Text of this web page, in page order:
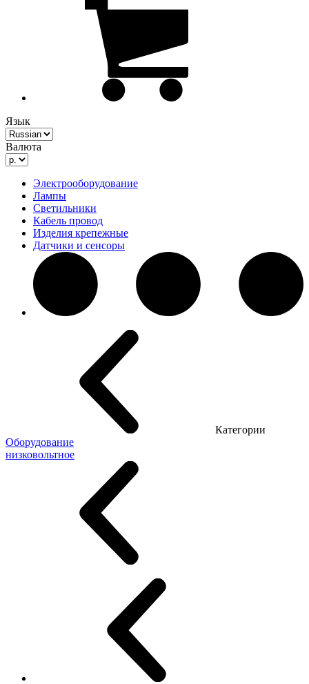
Язык
Валюта
Электрооборудование
Лампы
Светильники
Кабель провод
Изделия крепежные
Датчики и сенсоры
Категории
Оборудование
низковольтное